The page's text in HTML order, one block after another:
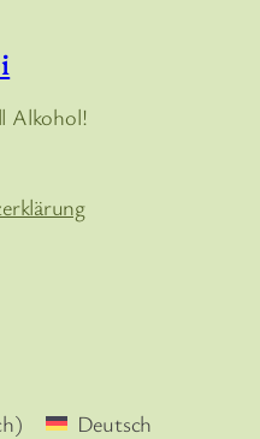
Alkohol!
) Deutsch